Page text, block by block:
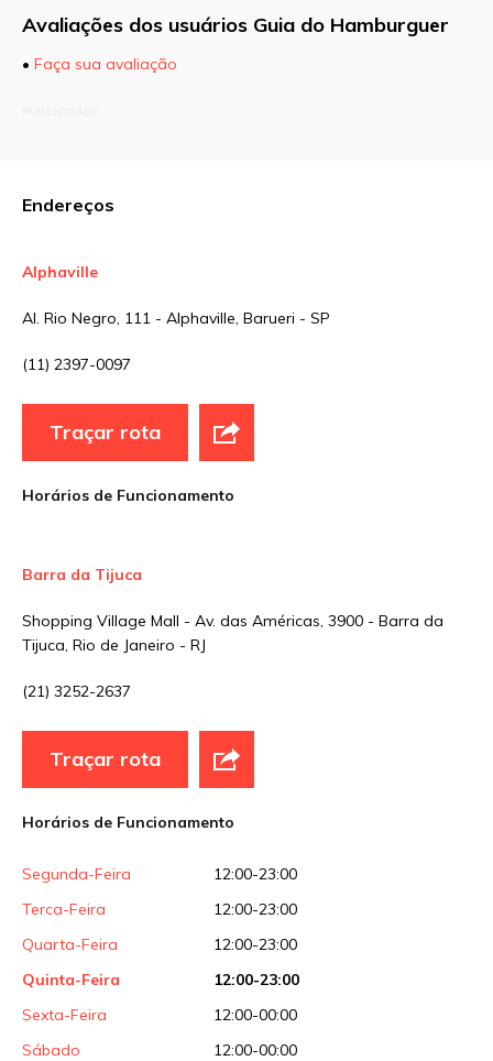
Avaliações dos usuários Guia do Hamburguer
• Faça sua avaliação
Endereços
Alphaville
Al. Rio Negro, 111 - Alphaville, Barueri - SP
(11) 2397-0097
Traçar rota
Horários de Funcionamento
Barra da Tijuca
Shopping Village Mall - Av. das Américas, 3900 - Barra da
Tijuca, Rio de Janeiro - RJ
(21) 3252-2637
Traçar rota
Horários de Funcionamento
Segunda-Feira
12:00-23:00
Terca-Feira
12:00-23:00
Quarta-Feira
12:00-23:00
Quinta-Feira
12:00-23:00
Sexta-Feira
12:00-00:00
Sábado
12:00-00:00